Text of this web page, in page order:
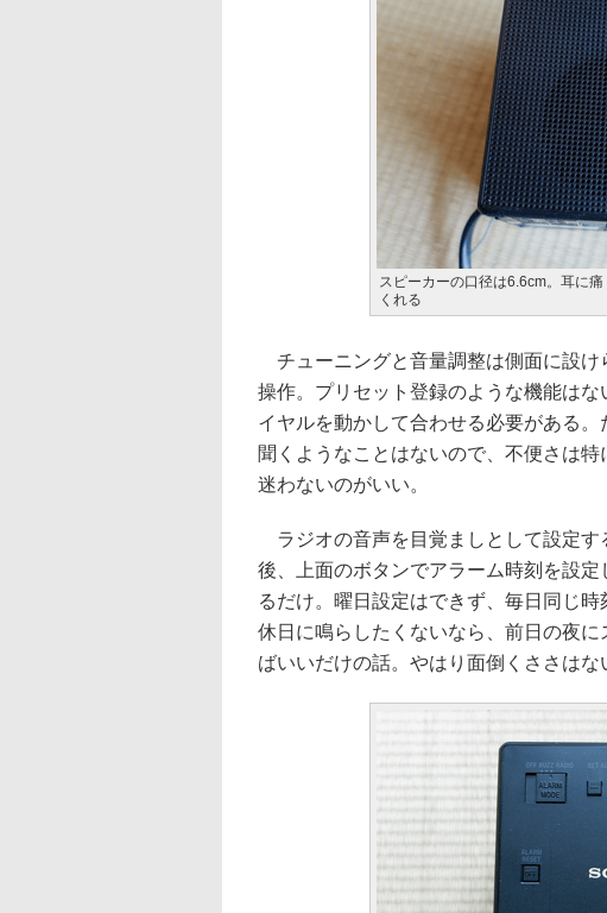
スピーカーの口径は6.6cm。耳に
くれる
チューニングと音量調整は側面に設け
操作。プリセット登録のような機能は
イヤルを動かして合わせる必要がある
聞くようなことはないので、不便さは
迷わないのがいい。
ラジオの音声を目覚ましとして設定す
後、上面のボタンでアラーム時刻を設
るだけ。曜日設定はできず、毎日同じ
休日に鳴らしたくないなら、前日の夜
ばいいだけの話。やはり面倒くささはな